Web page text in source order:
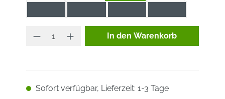
Produkt Anzahl: Gib den
In den Warenkorb
Sofort verfügbar, Lieferzeit: 1-3 Tage